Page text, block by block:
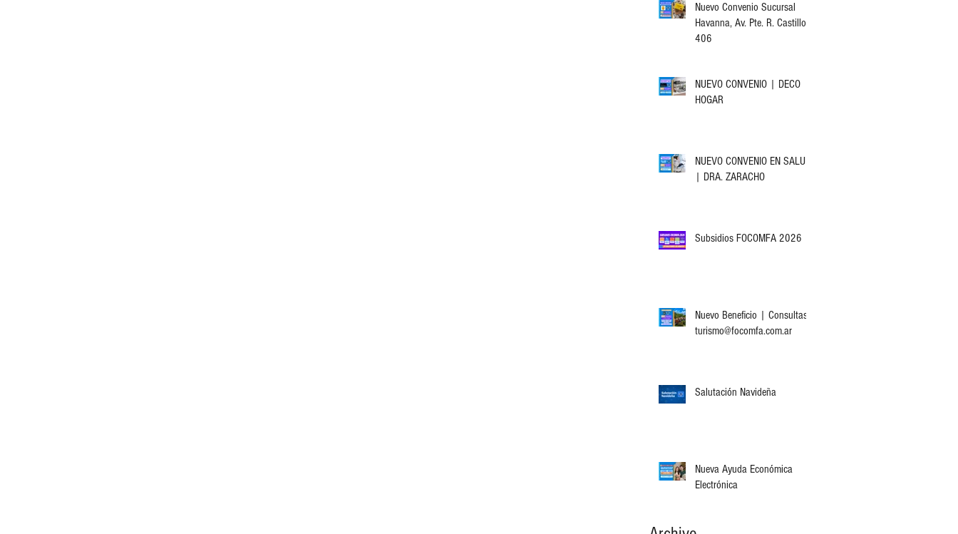
Nuevo Convenio Sucursal
Havanna, Av. Pte. R. Castillo
406
NUEVO CONVENIO | DECO
HOGAR
NUEVO CONVENIO EN SALUD
| DRA. ZARACHO
Subsidios FOCOMFA 2026
Nuevo Beneficio | Consultas:
turismo@focomfa.com.ar
Salutación Navideña
Nueva Ayuda Económica
Electrónica